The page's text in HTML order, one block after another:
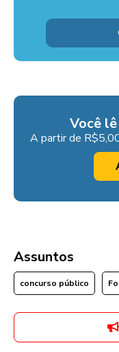
Você
A partir de
Assuntos
concurso público